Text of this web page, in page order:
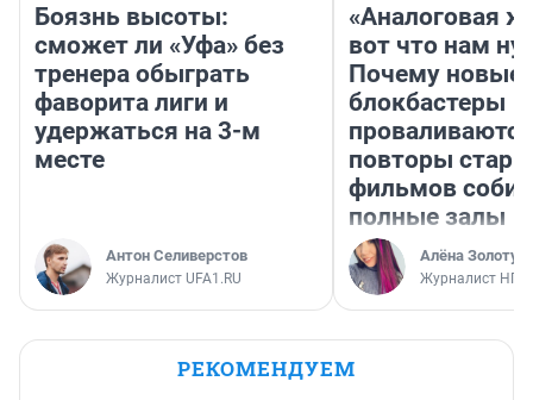
Боязнь высоты:
сможет ли «Уфа» без
тренера обыграть
фаворита лиги и
удержаться на 3-м
месте
Антон Селиверстов
Журналист UFA1.RU
«Аналоговая
вот что нам
Почему новые
блокбастеры
повторы
фильмов
полные залы
Алёна
Журналист НГС
РЕКОМЕНДУЕМ